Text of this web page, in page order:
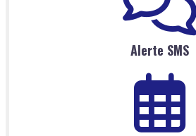
Alerte SMS